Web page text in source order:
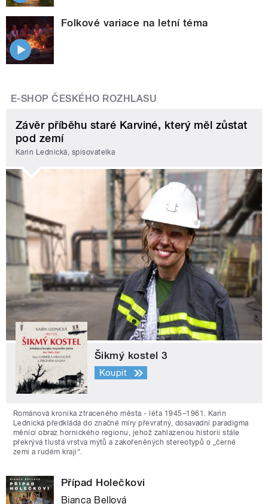
Folkové variace na letní téma
E-SHOP ČESKÉHO ROZHLASU
Závěr příběhu staré Karviné, který měl zůstat
pod zemí
Karin Lednická, spisovatelka
Šikmý kostel 3
Koupit
Románová kronika ztraceného města - léta 1945–1961. Karin
Lednická předkládá do značné míry převratný, dosavadní paradigma
měnící obraz hornického regionu, jehož zahlazenou historii stále
překrývá tlustá vrstva mýtů a zakořeněných stereotypů o „černé
zemi a rudém kraji“.
Případ Holečkovi
Bianca Bellová